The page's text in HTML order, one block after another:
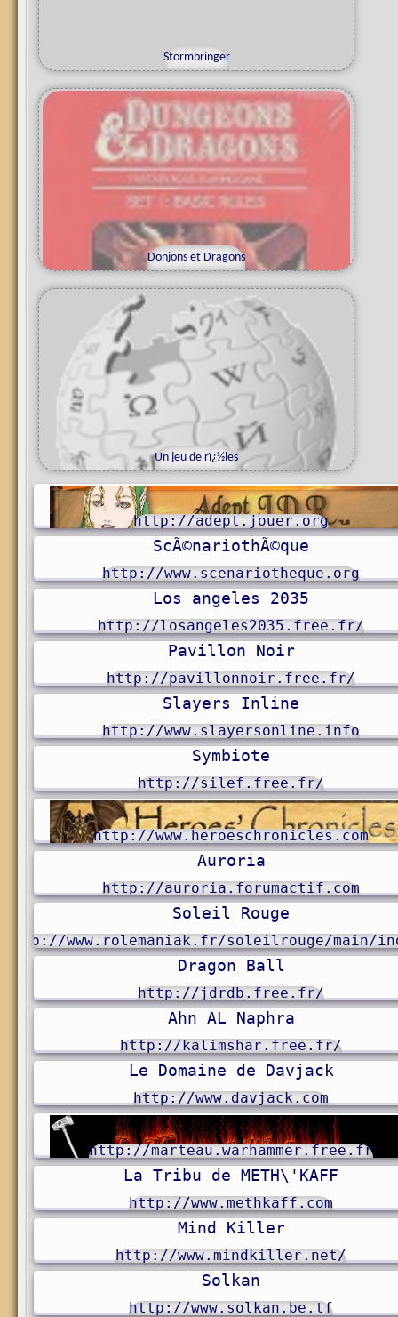
Stormbringer
g
o
r
gu
Donjons et Dragons
Un jeu de rï¿½les
http://adept.jouer.org
ScÃ©nariothÃ©que
http://www.scenariotheque.org
Los angeles 2035
http://losangeles2035.free.fr/
Pavillon Noir
http://pavillonnoir.free.fr/
Slayers Inline
http://www.slayersonline.info
Symbiote
http://silef.free.fr/
http://www.heroeschronicles.com
Auroria
http://auroria.forumactif.com
Soleil Rouge
http://www.rolemaniak.fr/soleilrouge/main/
Dragon Ball
http://jdrdb.free.fr/
Ahn AL Naphra
http://kalimshar.free.fr/
Le Domaine de Davjack
http://www.davjack.com
http://marteau.warhammer.free.fr
La Tribu de METH\'KAFF
http://www.methkaff.com
Mind Killer
http://www.mindkiller.net/
Solkan
http://www.solkan.be.tf